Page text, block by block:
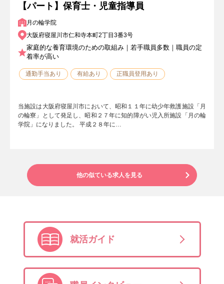
【パート】保育士・児童指導員
月の輪学院
大阪府寝屋川市仁和寺本町2丁目3番3号
家庭的な養育環境のための取組み｜若手職員多数｜職員の定
着率が高い
通勤手当あり 有給あり 正職員登用あり
当施設は大阪府寝屋川市において、昭和１１年に幼少年救護施設「月
の輪寮」として発足し、昭和２７年に知的障がい児入所施設「月の輪
学院」になりました。 平成２８年に…
他の似ている求人を見る
就活ガイド